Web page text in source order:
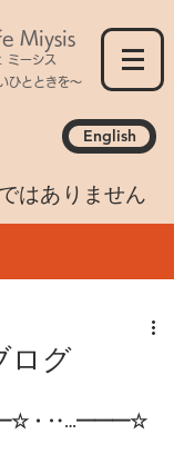
Miysis
ミーシス
ひとときを～
English
はありません
ログ
・‥…━━━☆